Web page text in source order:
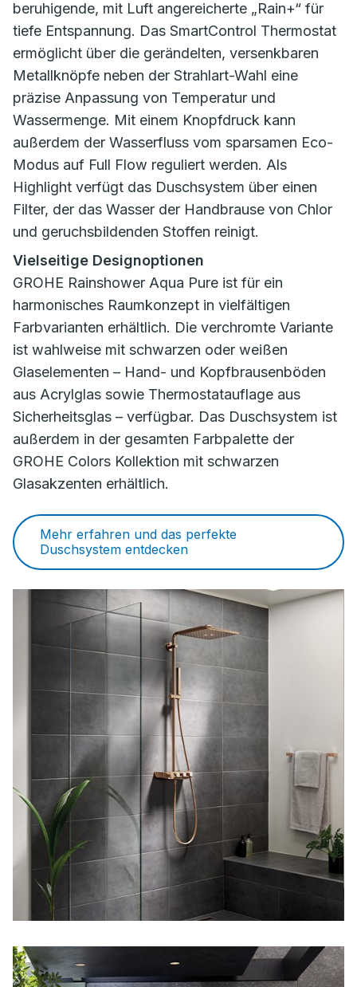
beruhigende, mit Luft angereicherte „Rain+“ für
tiefe Entspannung. Das SmartControl Thermostat
ermöglicht über die gerändelten, versenkbaren
Metallknöpfe neben der Strahlart-Wahl eine
präzise Anpassung von Temperatur und
Wassermenge. Mit einem Knopfdruck kann
außerdem der Wasserfluss vom sparsamen Eco-
Modus auf Full Flow reguliert werden. Als
Highlight verfügt das Duschsystem über einen
Filter, der das Wasser der Handbrause von Chlor
und geruchsbildenden Stoffen reinigt.
Vielseitige Designoptionen
GROHE Rainshower Aqua Pure ist für ein
harmonisches Raumkonzept in vielfältigen
Farbvarianten erhältlich. Die verchromte Variante
ist wahlweise mit schwarzen oder weißen
Glaselementen – Hand- und Kopfbrausenböden
aus Acrylglas sowie Thermostatauflage aus
Sicherheitsglas – verfügbar. Das Duschsystem ist
außerdem in der gesamten Farbpalette der
GROHE Colors Kollektion mit schwarzen
Glasakzenten erhältlich.
Mehr erfahren und das perfekte
Duschsystem entdecken